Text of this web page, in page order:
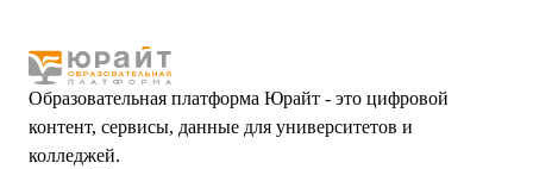
Образовательная платформа Юрайт - это цифровой
контент, сервисы, данные для университетов и
колледжей.